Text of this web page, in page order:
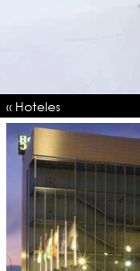
« Hoteles